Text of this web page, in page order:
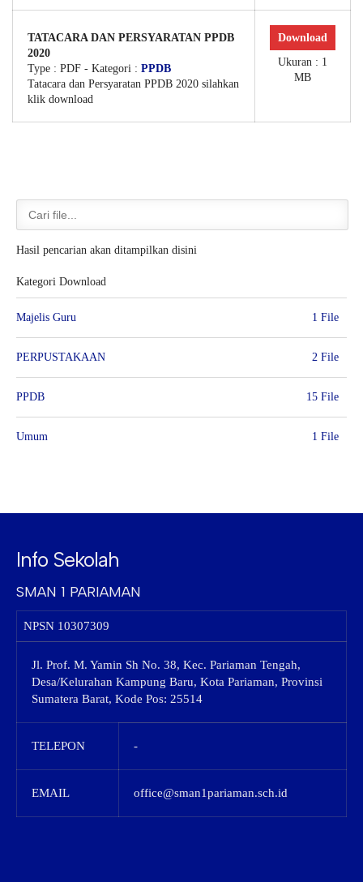
TATACARA DAN PERSYARATAN PPDB
2020
Type : PDF - Kategori : PPDB
Tatacara dan Persyaratan PPDB 2020 silahkan
klik download
Download
Ukuran : 1
MB
Hasil pencarian akan ditampilkan disini
Kategori Download
Majelis Guru 1 File
PERPUSTAKAAN 2 File
PPDB 15 File
Umum 1 File
Info Sekolah
SMAN 1 PARIAMAN
NPSN 10307309
Jl. Prof. M. Yamin Sh No. 38, Kec. Pariaman Tengah,
Desa/Kelurahan Kampung Baru, Kota Pariaman, Provinsi
Sumatera Barat, Kode Pos: 25514
TELEPON -
EMAIL office@sman1pariaman.sch.id